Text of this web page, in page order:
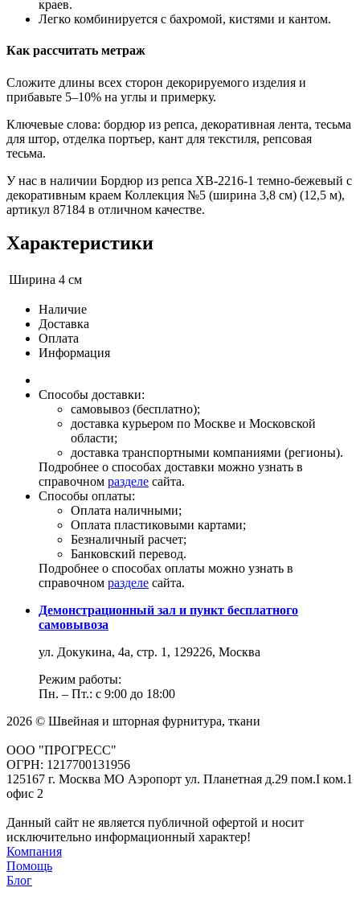
краев.
Легко комбинируется с бахромой, кистями и кантом.
Как рассчитать метраж
Сложите длины всех сторон декорируемого изделия и
прибавьте 5–10% на углы и примерку.
Ключевые слова: бордюр из репса, декоративная лента, тесьма
для штор, отделка портьер, кант для текстиля, репсовая
тесьма.
У нас в наличии Бордюр из репса XB-2216-1 темно-бежевый с
декоративным краем Коллекция №5 (ширина 3,8 см) (12,5 м),
артикул 87184 в отличном качестве.
Характеристики
Ширина 4 см
Наличие
Доставка
Оплата
Информация
Способы доставки:
самовывоз (бесплатно);
доставка курьером по Москве и Московской
области;
доставка транспортными компаниями (регионы).
Подробнее о способах доставки можно узнать в
справочном разделе сайта.
Способы оплаты:
Оплата наличными;
Оплата пластиковыми картами;
Безналичный расчет;
Банковский перевод.
Подробнее о способах оплаты можно узнать в
справочном разделе сайта.
Демонстрационный зал и пункт бесплатного
самовывоза
ул. Докукина, 4а, стр. 1, 129226, Москва
Режим работы:
Пн. – Пт.: с 9:00 до 18:00
2026 © Швейная и шторная фурнитура, ткани
ООО "ПРОГРЕСС"
ОГРН: 1217700131956
125167 г. Москва МО Аэропорт ул. Планетная д.29 пом.I ком.1
офис 2
Данный сайт не является публичной офертой и носит
исключительно информационный характер!
Компания
Помощь
Блог